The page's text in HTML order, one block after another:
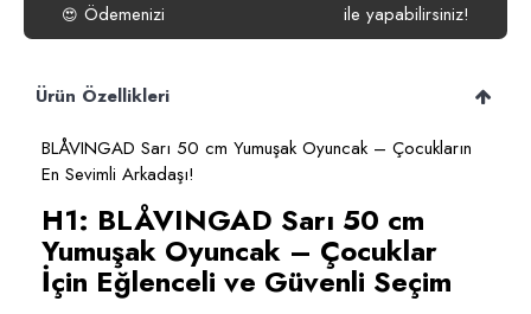
😍 Ödemenizi ile yapabilirsiniz!
Ürün Özellikleri
BLÅVINGAD Sarı 50 cm Yumuşak Oyuncak – Çocukların
En Sevimli Arkadaşı!
H1: BLÅVINGAD Sarı 50 cm
Yumuşak Oyuncak – Çocuklar
İçin Eğlenceli ve Güvenli Seçim